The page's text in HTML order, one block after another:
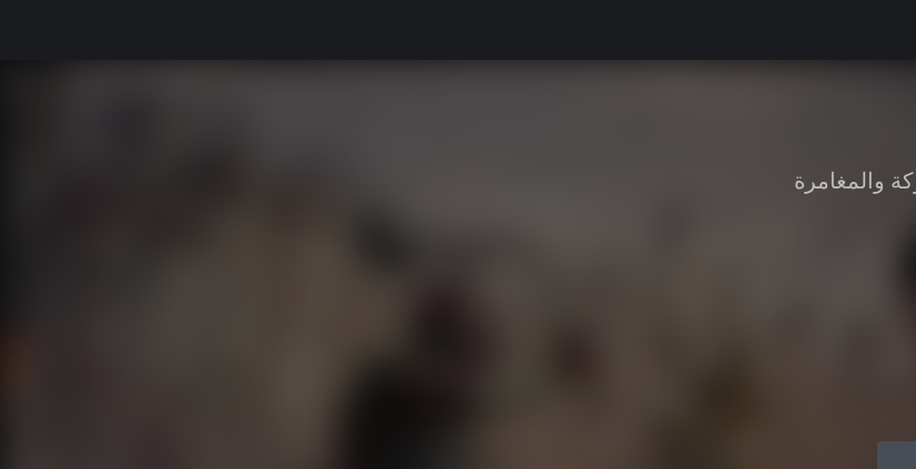
والمغامرة